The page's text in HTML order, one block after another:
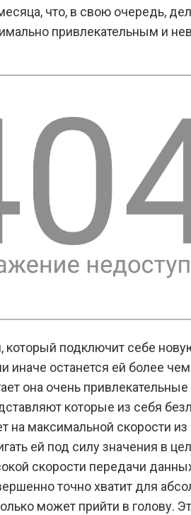
что, в свою очередь,
привлекательным и
подключит себе
иначе останется ей более
она очень
которые из себя
на максимальной скорости из
ей под силу значения в
скорости передачи
точно хватит для
может прийти в голову.